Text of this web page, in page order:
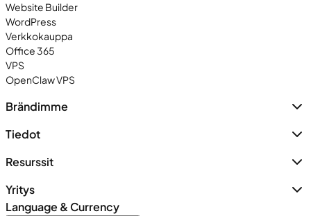
Website Builder
WordPress
Verkkokauppa
Office 365
VPS
OpenClaw VPS
Brändimme
Tiedot
Resurssit
Yritys
Language & Currency